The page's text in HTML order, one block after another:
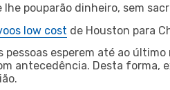
pouparão dinheiro, sem
low cost de Houston para
pessoas esperem até ao
antecedência. Desta forma,